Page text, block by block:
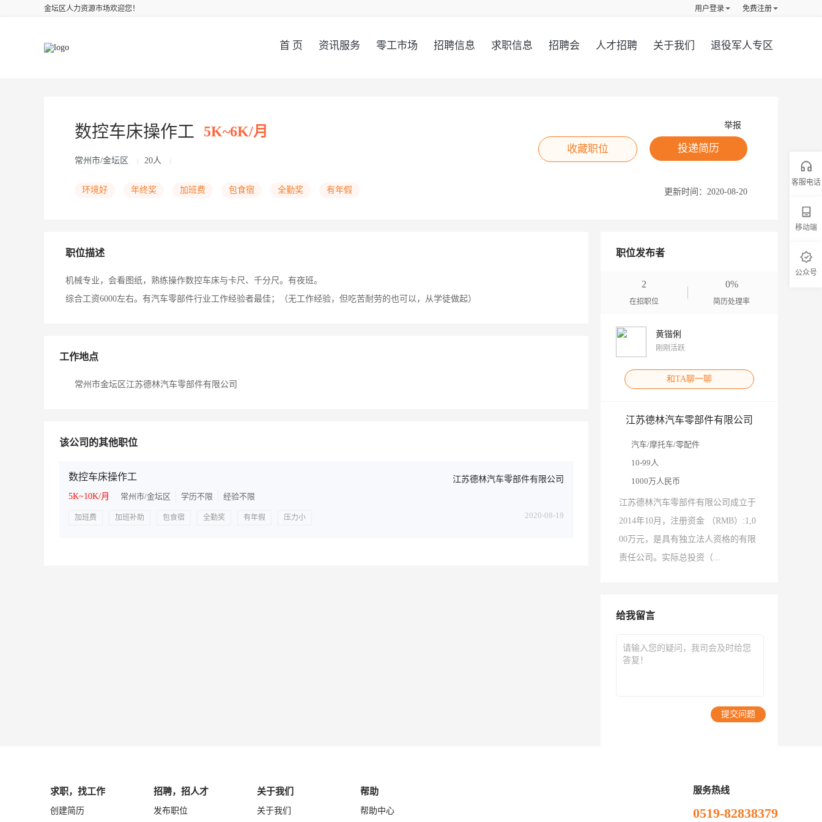
金坛区人力资源市场欢迎您！ 免费注册
用户登录
首 页 资讯服务 零工市场 招聘信息 求职信息 招聘会 人才招聘 关于我们 退役军人专区
数控车床操作工 5K~6K/月
常州市/金坛区 20人
环境好 年终奖 加班费 包食宿 全勤奖 有年假
举报
投递简历
收藏职位
更新时间： 2020-08-20
职位描述
机械专业，会看图纸，熟练操作数控车床与卡尺、千分尺。有夜班。
综合工资6000左右。有汽车零部件行业工作经验者最佳；（无工作经验，但吃苦耐劳的也可以，从学徒做起）
工作地点
常州市金坛区江苏德林汽车零部件有限公司
该公司的其他职位
数控车床操作工
江苏德林汽车零部件有限公司
5K~10K/月
常州市/金坛区 学历不限 经验不限
加班费 加班补助 包食宿 全勤奖 有年假 压力小 2020-08-19
职位发布者
2
在招职位
0%
简历处理率
黄锴俐
刚刚活跃
和TA聊一聊
江苏德林汽车零部件有限公司
汽车/摩托车/零配件
10-99人
1000万人民币
江苏德林汽车零部件有限公司成立于
2014年10月，注册资金 （RMB）:1,0
00万元，是具有独立法人资格的有限
责任公司。实际总投资（...
给我留言
提交问题
服务热线
0519-82838379
求职，找工作
创建简历
招聘，招人才
发布职位
关于我们
关于我们
帮助
帮助中心
客服电话
移动端
公众号